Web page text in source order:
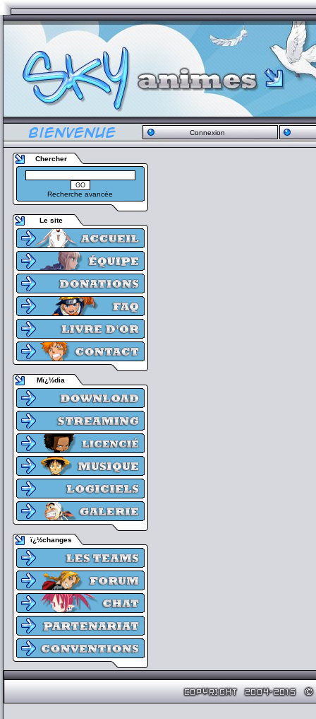
Connexion
Chercher
Recherche avancée
Le site
Mï¿½dia
ï¿½changes